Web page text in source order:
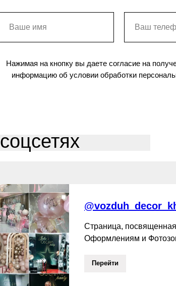
Нажимая на кнопку вы даете согласие на
информацию об условии обработки
Страница, посвященная
Оформлениям и
Перейти